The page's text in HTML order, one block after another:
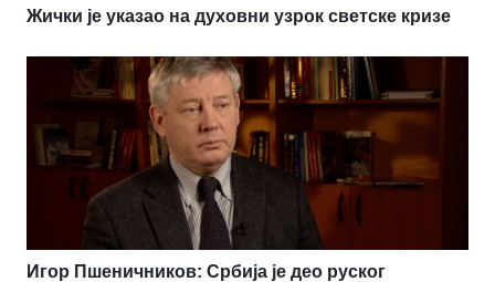
Жички је указао на духовни узрок светске кризе
Игор Пшеничников: Србија је део руског